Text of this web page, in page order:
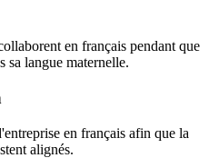
en français pendant que
sa langue maternelle.
en français afin que la
alignés.